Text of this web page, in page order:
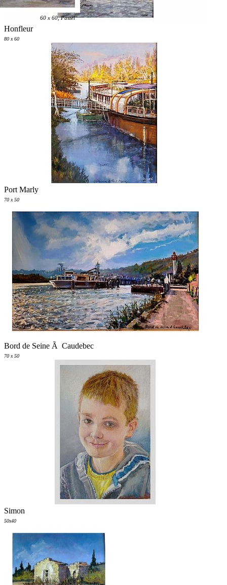
Honfleur
80 x 60
Port Marly
70 x 50
Bord de Seine Ã Caudebec
70 x 50
Simon
50x40
60 x 60, Pastel